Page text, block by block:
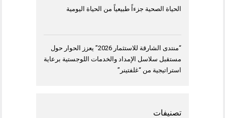
الحياة الصحية جزءاً طبيعياً من الحياة اليومية
“منتدى الشارقة للاستثمار 2026” يعزز الحوار حول
مستقبل سلاسل الإمداد والخدمات اللوجستية برعاية
استراتيجية من “غلفتينر”
تصنيفات